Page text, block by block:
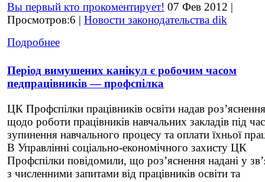
Вы первый кто прокоментирует! 07 Фев 2012 |
Просмотров:6 | Новости законодательства dik
Подробнее
Період вимушених канікул є робочим часом
педпрацівників — профспілка
ЦК Профспілки працівників освіти надав роз’яснення
щодо роботи працівників навчальних закладів під час
зупинення навчального процесу та оплати їхньої
В Управлінні соціально-економічного захисту ЦК
Профспілки повідомили, що роз’яснення надані у
з численними запитами від працівників освіти та